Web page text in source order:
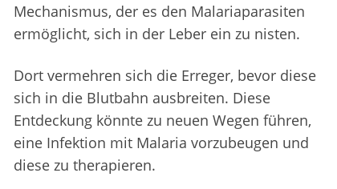
Mechanismus, der es den Malariaparasiten
ermöglicht, sich in der Leber ein zu nisten.
Dort vermehren sich die Erreger, bevor diese
sich in die Blutbahn ausbreiten. Diese
Entdeckung könnte zu neuen Wegen führen,
eine Infektion mit Malaria vorzubeugen und
diese zu therapieren.